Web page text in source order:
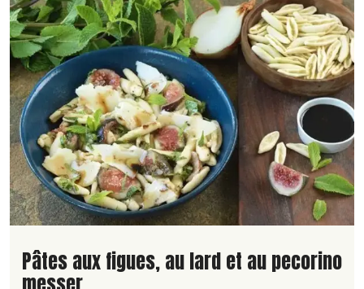
Lire la suite de la recette
Pâtes aux figues, au lard et au pecorino